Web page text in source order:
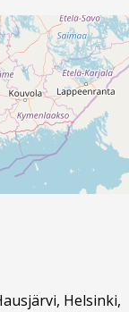
Helsinki,